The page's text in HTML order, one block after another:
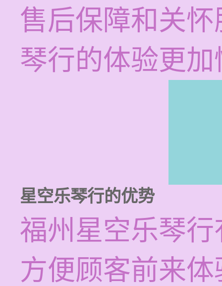
售后保障和关
琴行的体验更
星空乐琴行的优势
福州星空乐琴
方便顾客前来